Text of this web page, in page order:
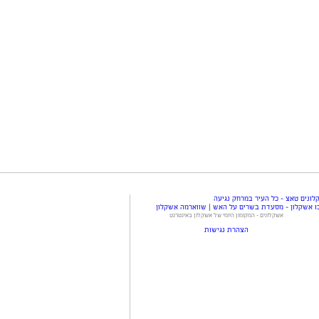
טאצ - כל העיר במרחק נגיעה
אשקלון - מסעדת בשרים על האש | שווארמה אשקלון
אשקלונים - המקומון היומי של אשקלון באינטרנט
הצהרת נגישות